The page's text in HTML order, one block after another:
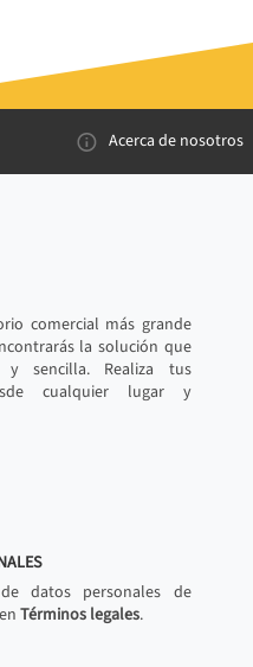
Acerca de nosotros
comercial más grande
la solución que
sencilla. Realiza tus
cualquier lugar y
datos personales de
Términos legales.